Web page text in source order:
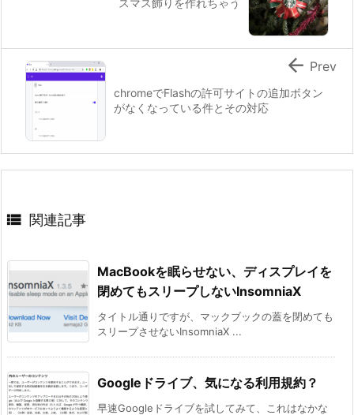
chromeでFlashの許可サイトの追加ボタン
がなくなっている件とその対応
 Prev
 関連記事
MacBookを眠らせない、ディスプレイを
閉めてもスリープしないInsomniaX
タイトル通りですが、マックブックの蓋を閉めても
スリープさせないInsomniaX ...
Googleドライブ、気になる利用規約？
早速Googleドライブを試してみて、これはなかな